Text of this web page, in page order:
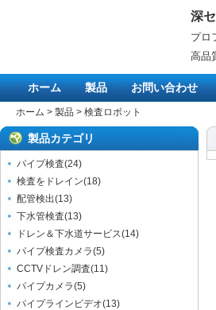
深
プロ
高品
ホーム 製品 お問い合わせ
ホーム > 製品 > 検査ロボット
製品カテゴリ
パイプ検査(24)
検査をドレイン(18)
配管検出(13)
下水管検査(13)
ドレン＆下水道サービス(14)
パイプ検査カメラ(5)
CCTVドレン調査(11)
パイプカメラ(5)
パイプラインビデオ(13)